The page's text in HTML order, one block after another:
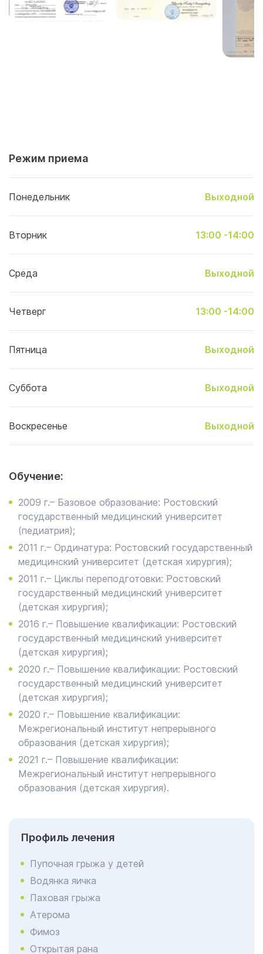
Режим приема
Понедельник Выходной
Вторник 13:00 -14:00
Среда Выходной
Четверг 13:00 -14:00
Пятница Выходной
Суббота Выходной
Воскресенье Выходной
Обучение:
2009 г.– Базовое образование: Ростовский
государственный медицинский университет
(педиатрия);
2011 г.– Ординатура: Ростовский государственный
медицинский университет (детская хирургия);
2011 г.– Циклы переподготовки: Ростовский
государственный медицинский университет
(детская хирургия);
2016 г.– Повышение квалификации: Ростовский
государственный медицинский университет
(детская хирургия);
2020 г.– Повышение квалификации: Ростовский
государственный медицинский университет
(детская хирургия);
2020 г.– Повышение квалификации:
Межрегиональный институт непрерывного
образования (детская хирургия);
2021 г.– Повышение квалификации:
Межрегиональный институт непрерывного
образования (детская хирургия).
Профиль лечения
Пупочная грыжа у детей
Водянка яичка
Паховая грыжа
Атерома
Фимоз
Открытая рана